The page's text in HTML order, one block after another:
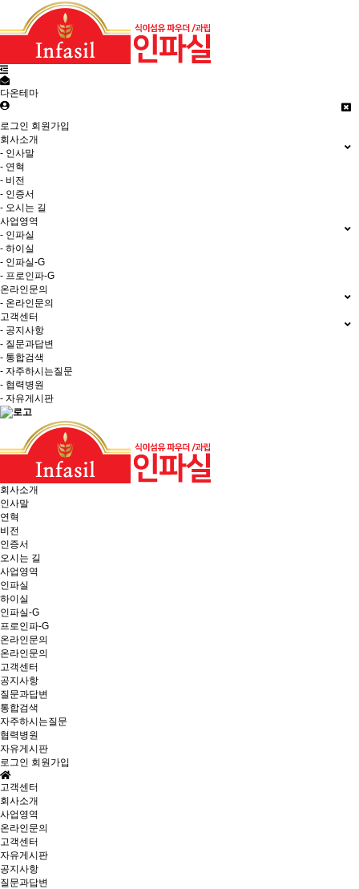
다온테마
로그인 회원가입
회사소개
- 인사말
- 연혁
- 비전
- 인증서
- 오시는 길
사업영역
- 인파실
- 하이실
- 인파실-G
- 프로인파-G
온라인문의
- 온라인문의
고객센터
- 공지사항
- 질문과답변
- 통합검색
- 자주하시는질문
- 협력병원
- 자유게시판
회사소개
인사말
연혁
비전
인증서
오시는 길
사업영역
인파실
하이실
인파실-G
프로인파-G
온라인문의
온라인문의
고객센터
공지사항
질문과답변
통합검색
자주하시는질문
협력병원
자유게시판
로그인 회원가입
고객센터
회사소개
사업영역
온라인문의
고객센터
자유게시판
공지사항
질문과답변